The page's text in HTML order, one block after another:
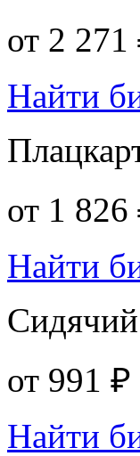
от 2 271
Найти
от 1 826
Найти
Сидячий
от 991 ₽
Найти